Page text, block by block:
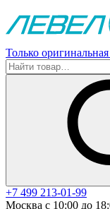
Только
+7 499 213-01-99
Москва с 10:00 до